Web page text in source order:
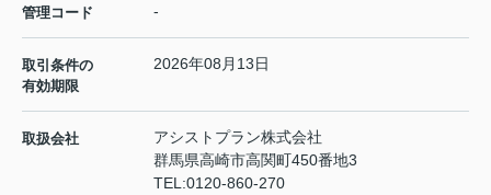
管理コード -
取引条件の
有効期限
2026年08月13日
取扱会社
アシストプラン株式会社
群馬県高崎市高関町450番地3
TEL:0120-860-270